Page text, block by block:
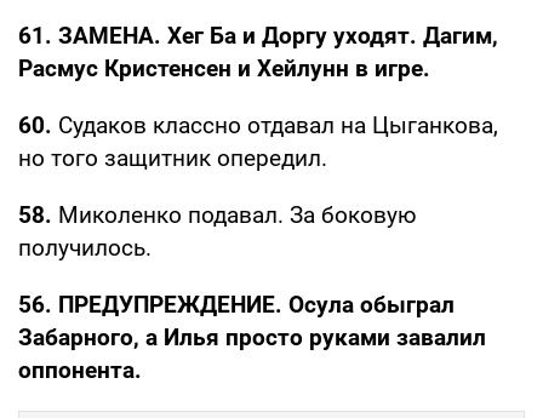
61. ЗАМЕНА. Хег Ба и Доргу уходят. Дагим,
Расмус Кристенсен и Хейлунн в игре.
60. Судаков классно отдавал на Цыганкова,
но того защитник опередил.
58. Миколенко подавал. За боковую
получилось.
56. ПРЕДУПРЕЖДЕНИЕ. Осула обыграл
Забарного, а Илья просто руками завалил
оппонента.